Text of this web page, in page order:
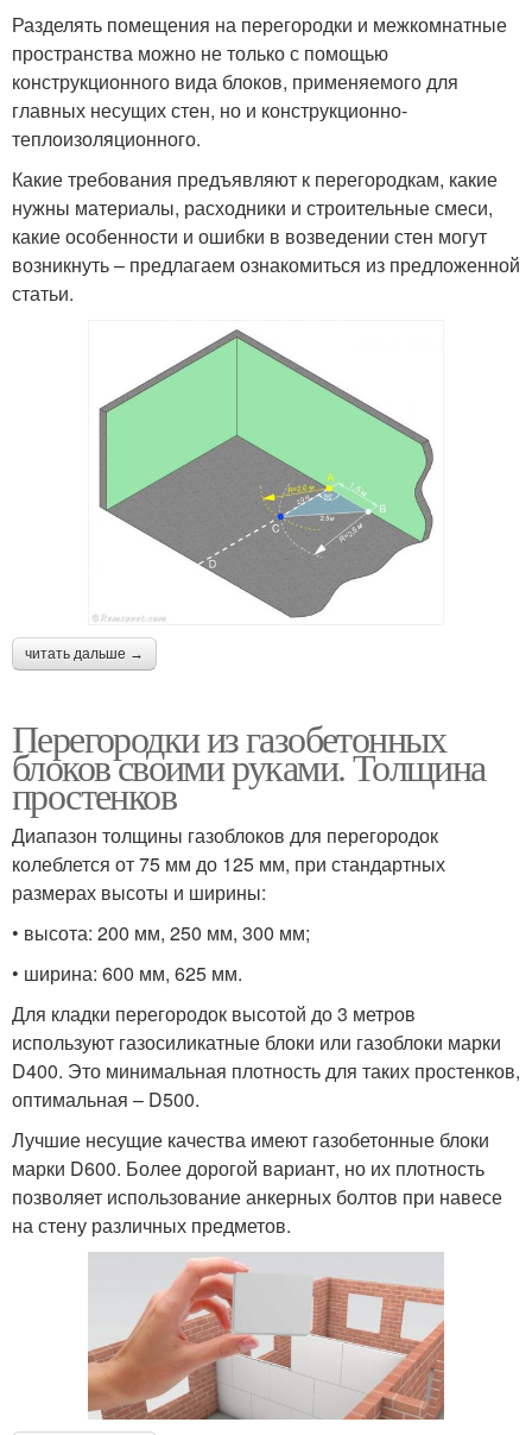
Разделять помещения на перегородки и межкомнатные
пространства можно не только с помощью
конструкционного вида блоков, применяемого для
главных несущих стен, но и конструкционно-
теплоизоляционного.
Какие требования предъявляют к перегородкам, какие
нужны материалы, расходники и строительные смеси,
какие особенности и ошибки в возведении стен могут
возникнуть – предлагаем ознакомиться из предложенной
статьи.
читать дальше →
Перегородки из газобетонных
блоков своими руками. Толщина
простенков
Диапазон толщины газоблоков для перегородок
колеблется от 75 мм до 125 мм, при стандартных
размерах высоты и ширины:
• высота: 200 мм, 250 мм, 300 мм;
• ширина: 600 мм, 625 мм.
Для кладки перегородок высотой до 3 метров
используют газосиликатные блоки или газоблоки марки
D400. Это минимальная плотность для таких простенков,
оптимальная – D500.
Лучшие несущие качества имеют газобетонные блоки
марки D600. Более дорогой вариант, но их плотность
позволяет использование анкерных болтов при навесе
на стену различных предметов.